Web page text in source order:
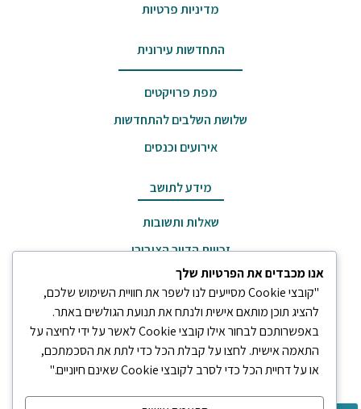
מדיניות פרטיות
התחדשות עירונית
מפת פרויקטים
שלושת השלבים להתחדשות
אירועים וכנסים
מידע לתושב
שאלות ותשובות
זכויות הדיור הציבורי
זכויות אזרחים וותיקים
מילון מונחים
כלים לתושב
טפסים והורדות
אנו מכבדים את הפרטיות שלך
"קובצי Cookie מסייעים לנו לשפר את חוויית השימוש שלכם,
להציג תוכן מותאם אישית ולנתח את תנועת הגולשים באתר.
באפשרותכם לבחור אילו קובצי Cookie לאשר על ידי לחיצה על
התאמה אישית. לחצו על קבלת הכל כדי לתת את הסכמתכם,
או על דחיית הכל כדי לסרב לקובצי Cookie שאינם חיוניים."